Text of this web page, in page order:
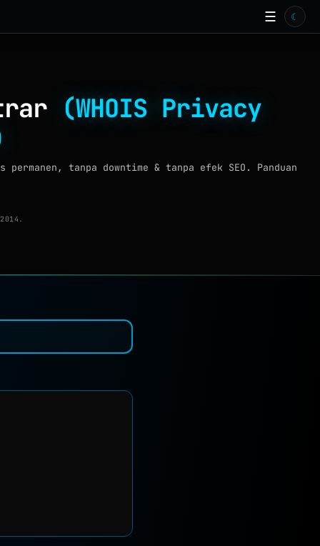
☰ ☾
(WHOIS Privacy
tanpa downtime & tanpa efek SEO. Panduan